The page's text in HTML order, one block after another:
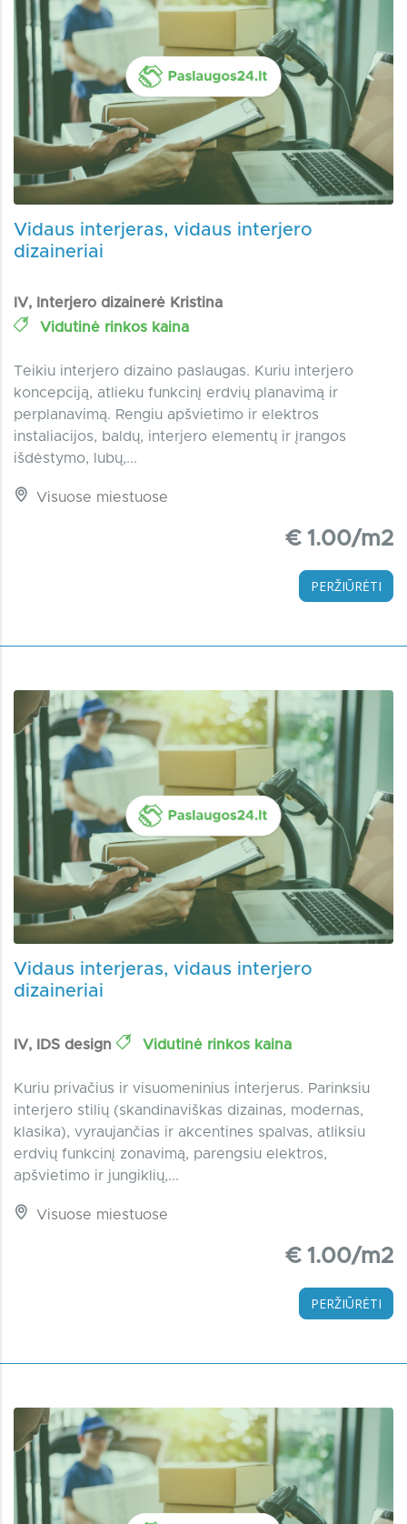
Vidaus interjeras, vidaus interjero
dizaineriai
IV, Interjero dizainerė Kristina
Vidutinė rinkos kaina
Teikiu interjero dizaino paslaugas. Kuriu interjero
koncepciją, atlieku funkcinį erdvių planavimą ir
perplanavimą. Rengiu apšvietimo ir elektros
instaliacijos, baldų, interjero elementų ir įrangos
išdėstymo, lubų,...
Visuose miestuose
€ 1.00/m2
PERŽIŪRĖTI
Vidaus interjeras, vidaus interjero
dizaineriai
IV, IDS design Vidutinė rinkos kaina
Kuriu privačius ir visuomeninius interjerus. Parinksiu
interjero stilių (skandinaviškas dizainas, modernas,
klasika), vyraujančias ir akcentines spalvas, atliksiu
erdvių funkcinį zonavimą, parengsiu elektros,
apšvietimo ir jungiklių,...
Visuose miestuose
€ 1.00/m2
PERŽIŪRĖTI